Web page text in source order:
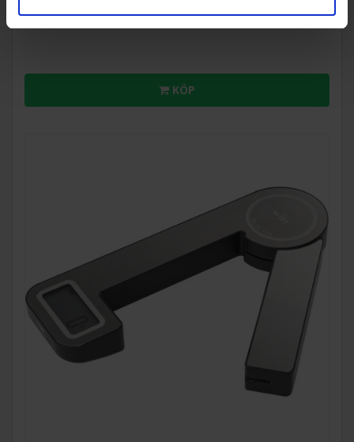
KÖP